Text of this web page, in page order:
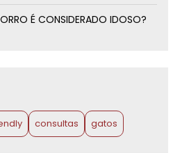
É CONSIDERADO IDOSO?
consultas gatos